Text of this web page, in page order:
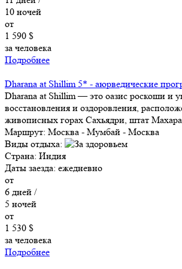
10 ночей
от
1 590 $
за человека
Подробнее
Dharana at Shillim 5* - аюрведические
Dharana at Shillim — это оазис роскоши и
восстановления и оздоровления,
живописных горах Сахьядри, штат
Маршрут: Москва - Мумбай - Москва
Виды отдыха:
Страна: Индия
Даты заезда: ежедневно
от
6 дней /
5 ночей
от
1 530 $
за человека
Подробнее